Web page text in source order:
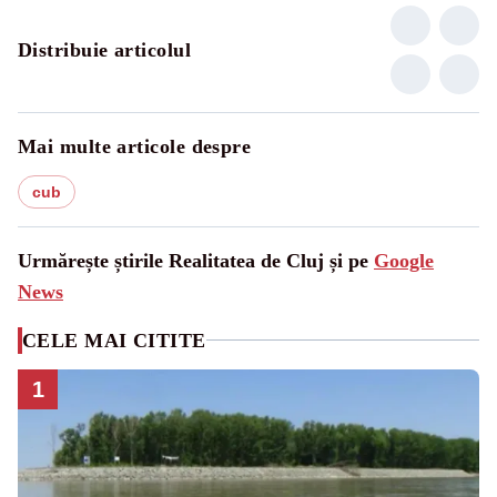
Distribuie articolul
Mai multe articole despre
cub
Urmărește știrile Realitatea de Cluj și pe Google
News
CELE MAI CITITE
1